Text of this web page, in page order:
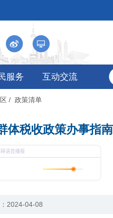
服务 互动交流
/ 政策清单
体税收政策办事指南
2024-04-08